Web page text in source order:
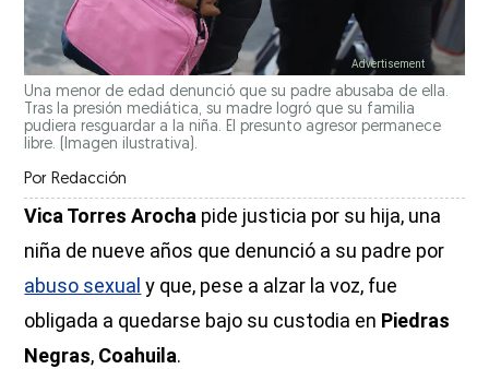
Una menor de edad denunció que su padre abusaba de ella.
Tras la presión mediática, su madre logró que su familia
pudiera resguardar a la niña. El presunto agresor permanece
libre. (Imagen ilustrativa).
Por Redacción
Vica Torres Arocha pide justicia por su hija, una
niña de nueve años que denunció a su padre por
abuso sexual y que, pese a alzar la voz, fue
obligada a quedarse bajo su custodia en Piedras
Negras, Coahuila.